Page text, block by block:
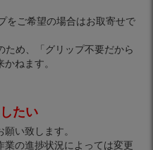
をご希望の場合はお取寄せで
め、「グリップ不要だから
ねます。
たい
い致します。
の進捗状況によっては変更